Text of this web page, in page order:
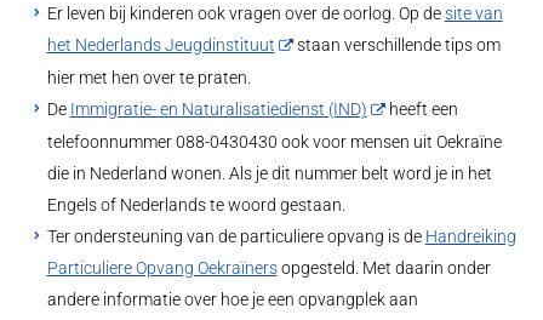
Er leven bij kinderen ook vragen over de oorlog. Op desite van
het Nederlands Jeugdinstituut
staan verschillende tips om
hier met hen over te praten.
De Immigratie- en Naturalisatiedienst (IND)
heeft een
telefoonnummer 088-0430430 ook voor mensen uit Oekraïne
die in Nederland wonen. Als je dit nummer belt word je in het
Engels of Nederlands te woord gestaan.
Ter ondersteuning van de particuliere opvang is de Handreiking
Particuliere Opvang Oekraïnersopgesteld. Met daarin onder
andere informatie over hoe je een opvangplek aan